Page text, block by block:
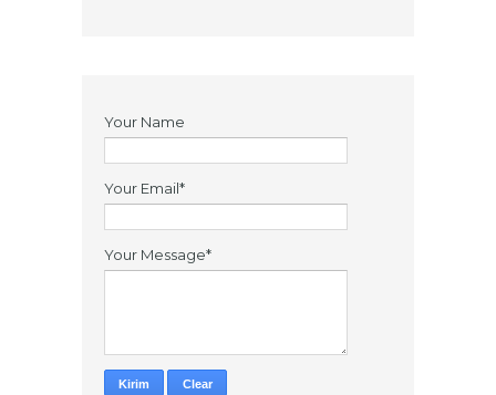
Your Name
Your Email*
Your Message*